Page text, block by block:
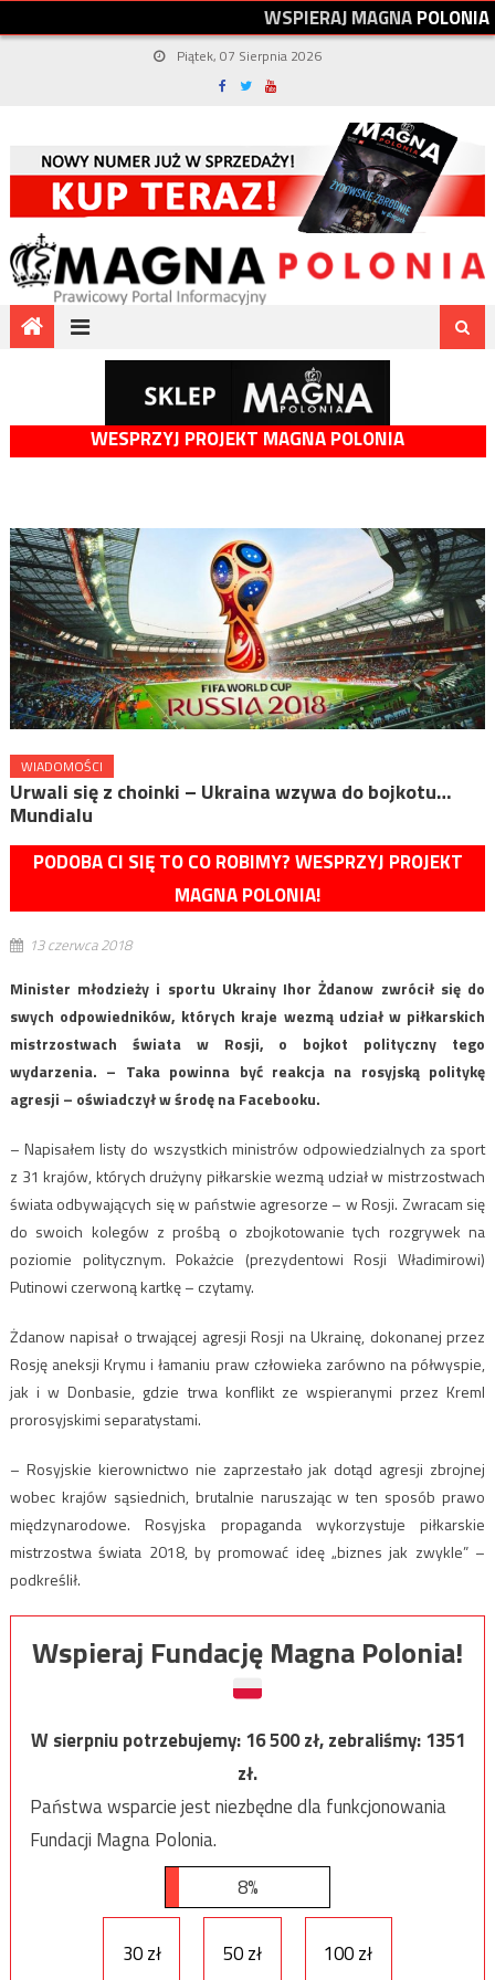
WSPIERAJMAGNAPOLONIA
Piątek, 07 Sierpnia 2026
WESPRZYJ PROJEKT MAGNA POLONIA
WIADOMOŚCI
Urwali się z choinki – Ukraina wzywa do bojkotu…
Mundialu
PODOBA CI SIĘ TO CO ROBIMY? WESPRZYJ PROJEKT
MAGNA POLONIA!
13 czerwca 2018
Minister młodzieży i sportu Ukrainy Ihor Żdanow zwrócił się do
swych odpowiedników, których kraje wezmą udział w piłkarskich
mistrzostwach świata w Rosji, o bojkot polityczny tego
wydarzenia. – Taka powinna być reakcja na rosyjską politykę
agresji – oświadczył w środę na Facebooku.
– Napisałem listy do wszystkich ministrów odpowiedzialnych za sport
z 31 krajów, których drużyny piłkarskie wezmą udział w mistrzostwach
świata odbywających się w państwie agresorze – w Rosji. Zwracam się
do swoich kolegów z prośbą o zbojkotowanie tych rozgrywek na
poziomie politycznym. Pokażcie (prezydentowi Rosji Władimirowi)
Putinowi czerwoną kartkę – czytamy.
Żdanow napisał o trwającej agresji Rosji na Ukrainę, dokonanej przez
Rosję aneksji Krymu i łamaniu praw człowieka zarówno na półwyspie,
jak i w Donbasie, gdzie trwa konflikt ze wspieranymi przez Kreml
prorosyjskimi separatystami.
– Rosyjskie kierownictwo nie zaprzestało jak dotąd agresji zbrojnej
wobec krajów sąsiednich, brutalnie naruszając w ten sposób prawo
międzynarodowe. Rosyjska propaganda wykorzystuje piłkarskie
mistrzostwa świata 2018, by promować ideę „biznes jak zwykle” –
podkreślił.
Wspieraj Fundację Magna Polonia!
W sierpniu potrzebujemy:16 500zł, zebraliśmy:1351
zł.
Państwa wsparcie jest niezbędne dla funkcjonowania
Fundacji Magna Polonia.
8%
30 zł 50 zł 100 zł